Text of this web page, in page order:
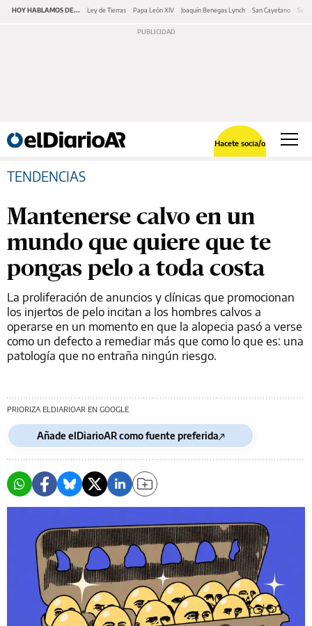
HOY HABLAMOS DE... Ley de Tierras Papa León XIV Joaquín Benegas Lynch San Cayetano
Hacete socia/o
TENDENCIAS
Mantenerse calvo en un
mundo que quiere que te
pongas pelo a toda costa
La proliferación de anuncios y clínicas que promocionan
los injertos de pelo incitan a los hombres calvos a
operarse en un momento en que la alopecia pasó a verse
como un defecto a remediar más que como lo que es: una
patología que no entraña ningún riesgo.
PRIORIZA ELDIARIOAR EN GOOGLE
Añade elDiarioAR como fuente preferida